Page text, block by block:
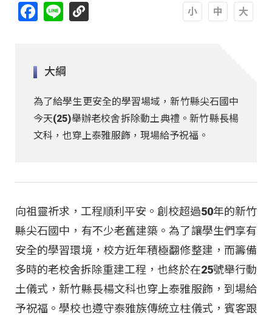
Facebook
Line
大綱
為了給學生更安全的學習場域，新竹縣尖石國中
今天(25)舉辦老校舍拆除動土典禮。新竹縣長楊
文科，也穿上泰雅服飾，現場給予祝福。
向祖靈祈求，工程順利平安。創校超過50年的新竹
縣尖石國中，有不少老舊建築。為了讓學生們享有
安全的學習環境，校方近年積極翻修整建，而籌備
多時的老校舍拆除重建工程，也終於在25號舉行動
土儀式，新竹縣長楊文科也穿上泰雅服飾，到場給
予祝福。學校也遵守泰雅族傳統立柱儀式，賓客跟